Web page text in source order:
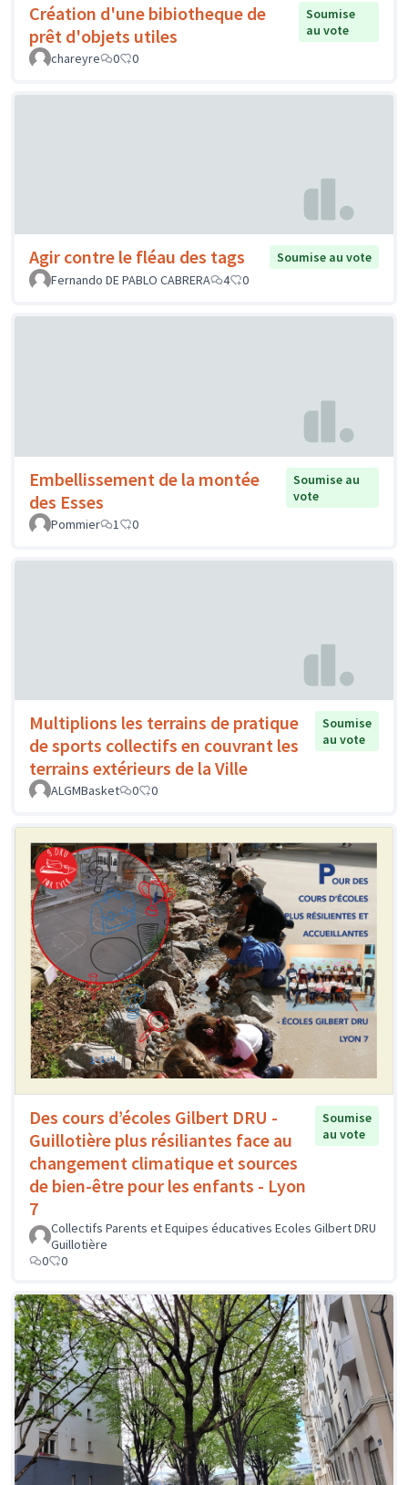
Création d'une bibiotheque de
prêt d'objets utiles
Soumise
au vote
chareyre
0 0
Agir contre le fléau des tags
Soumise au vote
Fernando DE PABLO CABRERA
4 0
Embellissement de la montée
des Esses
Soumise au
vote
Pommier
1 0
Multiplions les terrains de pratique
de sports collectifs en couvrant les
terrains extérieurs de la Ville
Soumise
au vote
ALGMBasket 0 0
Des cours d’écoles Gilbert DRU -
Guillotière plus résiliantes face au
changement climatique et sources
de bien-être pour les enfants - Lyon
7
Soumise
au vote
Collectifs Parents et Equipes éducatives Ecoles Gilbert DRU
Guillotière
0
0